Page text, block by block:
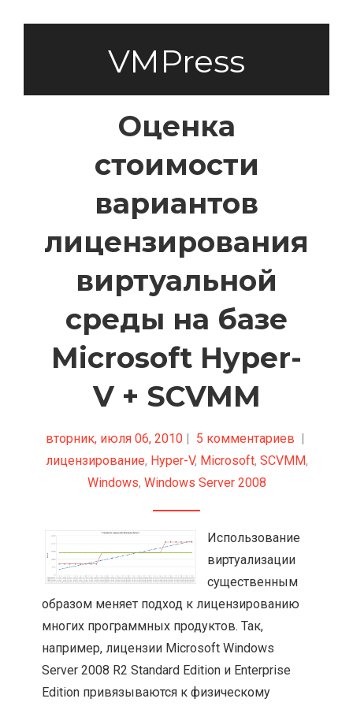
VMPress
Оценка
стоимости
вариантов
лицензирования
виртуальной
среды на базе
Microsoft Hyper-
V + SCVMM
вторник, июля 06, 2010| 5 комментариев |
лицензирование, Hyper-V, Microsoft, SCVMM,
Windows, Windows Server 2008
Использование
виртуализации
существенным
образом меняет подход к лицензированию
многих программных продуктов. Так,
например, лицензии Microsoft Windows
Server 2008 R2 Standard Edition и Enterprise
Edition привязываются к физическому